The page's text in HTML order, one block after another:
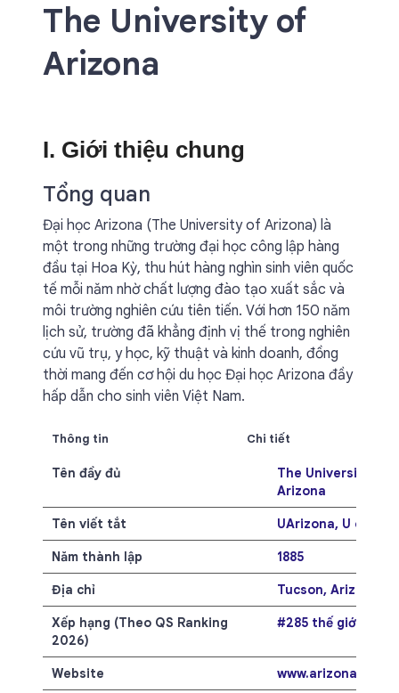
The University of
Arizona
I. Giới thiệu chung
Tổng quan
Đại học Arizona (The University of Arizona) là
một trong những trường đại học công lập hàng
đầu tại Hoa Kỳ, thu hút hàng nghìn sinh viên quốc
tế mỗi năm nhờ chất lượng đào tạo xuất sắc và
môi trường nghiên cứu tiên tiến. Với hơn 150 năm
lịch sử, trường đã khẳng định vị thế trong nghiên
cứu vũ trụ, y học, kỹ thuật và kinh doanh, đồng
thời mang đến cơ hội du học Đại học Arizona đầy
hấp dẫn cho sinh viên Việt Nam.
Thông tin Chi tiết
Tên đầy đủ
The University of
Arizona
Tên viết tắt UArizona, U of A
Năm thành lập 1885
Địa chỉ Tucson, Arizona,
Xếp hạng (Theo QS Ranking
2026)
#285 thế giới
Website www.arizona.edu